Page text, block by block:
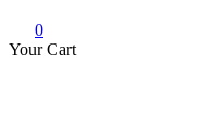
0
Your Cart